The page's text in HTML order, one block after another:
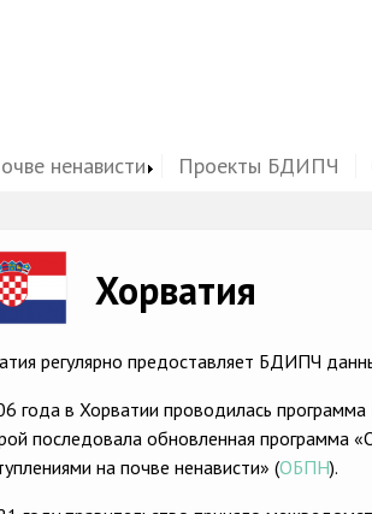
ненависти
Проекты БДИПЧ
Хорватия
регулярно предоставляет БДИПЧ
года в Хорватии проводилась
последовала обновленная программа
на почве ненависти» (ОБПН).